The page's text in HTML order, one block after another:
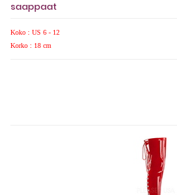
saappaat
Koko : US 6 - 12
Korko : 18 cm